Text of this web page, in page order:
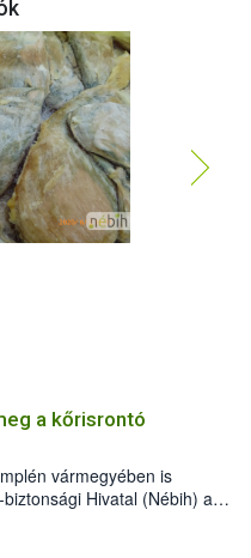
a kőrisrontó
vármegyében is
Hivatal (Nébih) a
planipennis) jelenlétét. A
meg, de már fertőzött